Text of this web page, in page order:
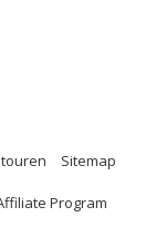
Sitemap
Program